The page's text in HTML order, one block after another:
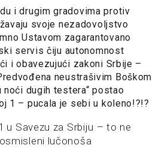
i drugim gradovima protiv
svoje nezadovoljstvo
Ustavom zagarantovano
servis čiju autonomnost
i obavezujući zakoni Srbije –
neustrašivim Boškom
noći dugih testera“ postao
1 – pucala je sebi u koleno!?!?
u Savezu za Srbiju – to ne
lučonoša